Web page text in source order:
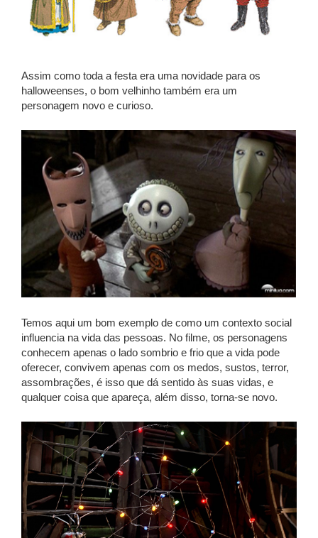
Assim como toda a festa era uma novidade para os
halloweenses, o bom velhinho também era um
personagem novo e curioso.
Temos aqui um bom exemplo de como um contexto social
influencia na vida das pessoas. No filme, os personagens
conhecem apenas o lado sombrio e frio que a vida pode
oferecer, convivem apenas com os medos, sustos, terror,
assombrações, é isso que dá sentido às suas vidas, e
qualquer coisa que apareça, além disso, torna-se novo.